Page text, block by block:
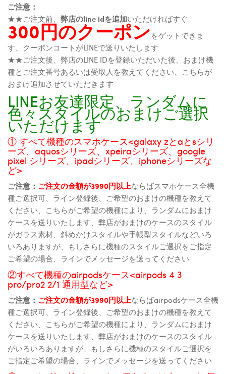
ご注意：
★★ご注文前、 弊店のline idを追加いただければすぐ
300円のクーポンをゲットできま
す、クーポンコートがLINEで送りいたします
★★ご注文後、弊店のLINE IDを登録いただいた後、おまけ機
種とご注文番号あるいは受取人を教えてください、こちらが
おまけ追加させていただきます
LINEお友達限定、ランダムに
色々スタイルのおまけご選択
いただけます
① すべて機種のスマホケース<galaxy zとaとsシリ
ーズ、aquosシリーズ、xpeiraシリーズ、google
pixel シリーズ、ipadシリーズ、iphoneシリーズな
ど>
ご注意： ご注文の金額が3990円以上ならばスマホケース全機
種ご選択可、ライン登録後、ご希望のおまけの機種を教えて
ください、こちらがご希望の機種により、ランダムにおまけ
ケースを送りいたします、弊店がおまけのケースのスタイル
がガラス素材、斜めかけスタイルや手帳型スタイルなどいろ
いろありますが、もしさらに機種のスタイルご選択をご指定
ご希望の場合、ラインでメッセージを送ってください
②すべて機種のairpodsケース<airpods 4 3
pro/pro2 2/1 通用型など>
ご注意： ご注文の金額が3990円以上ならばairpodsケース全機
種ご選択可、ライン登録後、ご希望のおまけの機種を教えて
ください、こちらがご希望の機種により、ランダムにおまけ
ケースを送りいたします、弊店がおまけのケースのスタイル
がいろいろありますが、もしさらに機種のスタイルご選択を
ご指定ご希望の場合、ラインでメッセージを送ってください